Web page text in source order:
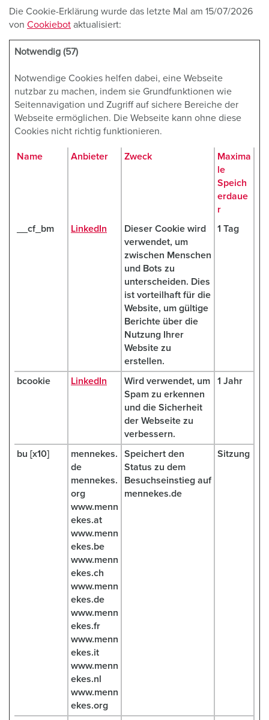
Die Cookie-Erklärung wurde das letzte Mal am 15/07/2026
von Cookiebot aktualisiert:
Notwendig (57)
Notwendige Cookies helfen dabei, eine Webseite
nutzbar zu machen, indem sie Grundfunktionen wie
Seitennavigation und Zugriff auf sichere Bereiche der
Webseite ermöglichen. Die Webseite kann ohne diese
Cookies nicht richtig funktionieren.
Name Anbieter Zweck
Maxima
le
Speich
erdaue
r
__cf_bm
LinkedIn
Dieser Cookie wird
verwendet, um
zwischen Menschen
und Bots zu
unterscheiden. Dies
ist vorteilhaft für die
Website, um gültige
Berichte über die
Nutzung Ihrer
Website zu
erstellen.
1 Tag
bcookie LinkedIn
Wird verwendet, um
Spam zu erkennen
und die Sicherheit
der Webseite zu
verbessern.
1 Jahr
bu [x10]
mennekes.
de
mennekes.
org
www.menn
ekes.at
www.menn
ekes.be
www.menn
ekes.ch
www.menn
ekes.de
www.menn
ekes.fr
www.menn
ekes.it
www.menn
ekes.nl
www.menn
ekes.org
Speichert den
Status zu dem
Besuchseinstieg auf
mennekes.de
Sitzung